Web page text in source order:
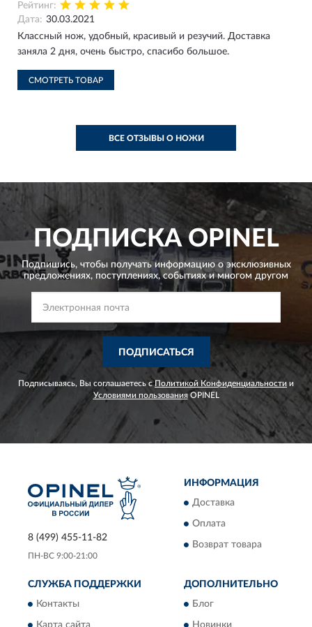
Рейтинг:
Дата: 30.03.2021
Классный нож, удобный, красивый и резучий. Доставка
заняла 2 дня, очень быстро, спасибо большое.
СМОТРЕТЬ ТОВАР
ВСЕ ОТЗЫВЫ О НОЖИ
ПОДПИСКАOPINEL
Подпишись, чтобы получать информацию о эксклюзивных
предложениях, поступлениях, событиях и многом другом
ПОДПИСАТЬСЯ
Подписываясь, Вы соглашаетесь сПолитикой Конфиденциальности и
Условиями пользованияOPINEL
8 (499) 455-11-82
ПН-ВС 9:00-21:00
ИНФОРМАЦИЯ
Доставка
Оплата
Возврат товара
СЛУЖБА ПОДДЕРЖКИ
Контакты
ДОПОЛНИТЕЛЬНО
Блог